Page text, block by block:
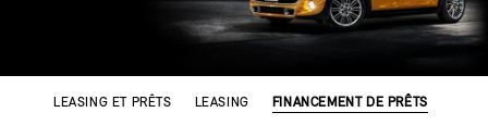
LEASING ET PRÊTS LEASING FINANCEMENT DE PRÊTS